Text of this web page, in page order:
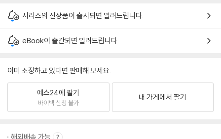
시리즈의 신상품이 출시되면 알려드립니다.
eBook이 출간되면 알려드립니다.
이미 소장하고 있다면 판매해 보세요.
예스24에 팔기
바이백 신청 불가
내 가게에서 팔기
해외배송 가능